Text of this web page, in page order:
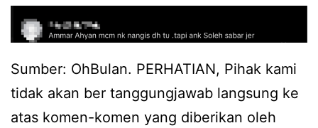
Sumber: OhBulan. PERHATIAN, Pihak kami
tidak akan ber tanggungjawab langsung ke
atas komen-komen yang diberikan oleh